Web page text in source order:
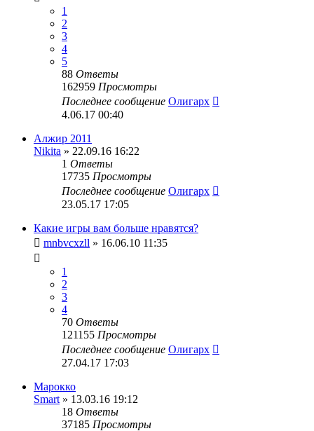
1
2
3
4
5
88 Ответы
162959 Просмотры
Последнее сообщение Олигарх
4.06.17 00:40
Алжир 2011
Nikita » 22.09.16 16:22
1 Ответы
17735 Просмотры
Последнее сообщение Олигарх
23.05.17 17:05
Какие игры вам больше нравятся?
mnbvcxzll » 16.06.10 11:35
1
2
3
4
70 Ответы
121155 Просмотры
Последнее сообщение Олигарх
27.04.17 17:03
Марокко
Smart » 13.03.16 19:12
18 Ответы
37185 Просмотры